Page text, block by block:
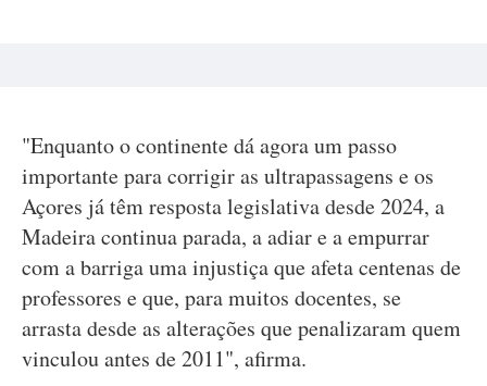
"Enquanto o continente dá agora um passo
importante para corrigir as ultrapassagens e os
Açores já têm resposta legislativa desde 2024, a
Madeira continua parada, a adiar e a empurrar
com a barriga uma injustiça que afeta centenas de
professores e que, para muitos docentes, se
arrasta desde as alterações que penalizaram quem
vinculou antes de 2011", afirma.